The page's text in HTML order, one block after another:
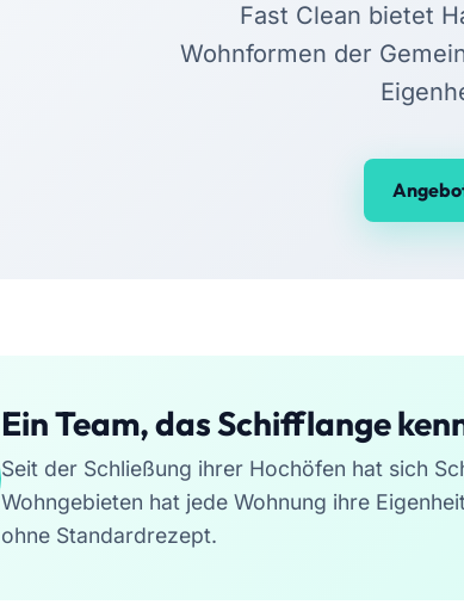
Fast Clean bietet
Wohnformen der
Ein Team, das Schifflange
Seit der Schließung ihrer Hochöfen hat sich
Wohngebieten hat jede Wohnung ihre
ohne Standardrezept.